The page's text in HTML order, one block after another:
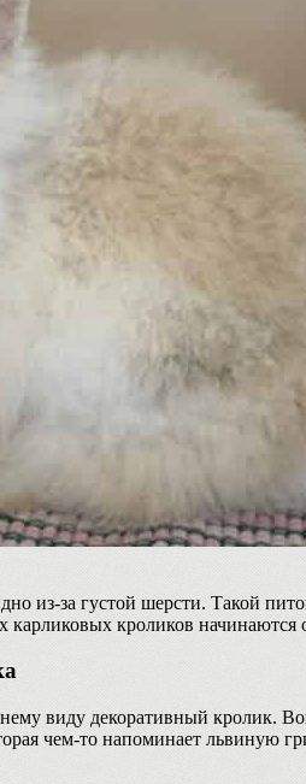
из-за густой шерсти. Такой
кроликов начинаются
виду декоративный кролик.
чем-то напоминает львиную